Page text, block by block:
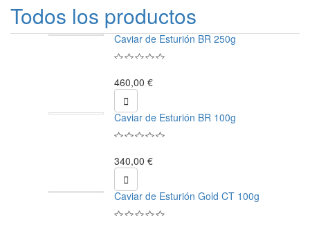
Todos los productos
Caviar de Esturión BR 250g
460,00 €

Caviar de Esturión BR 100g
340,00 €

Caviar de Esturión Gold CT 100g